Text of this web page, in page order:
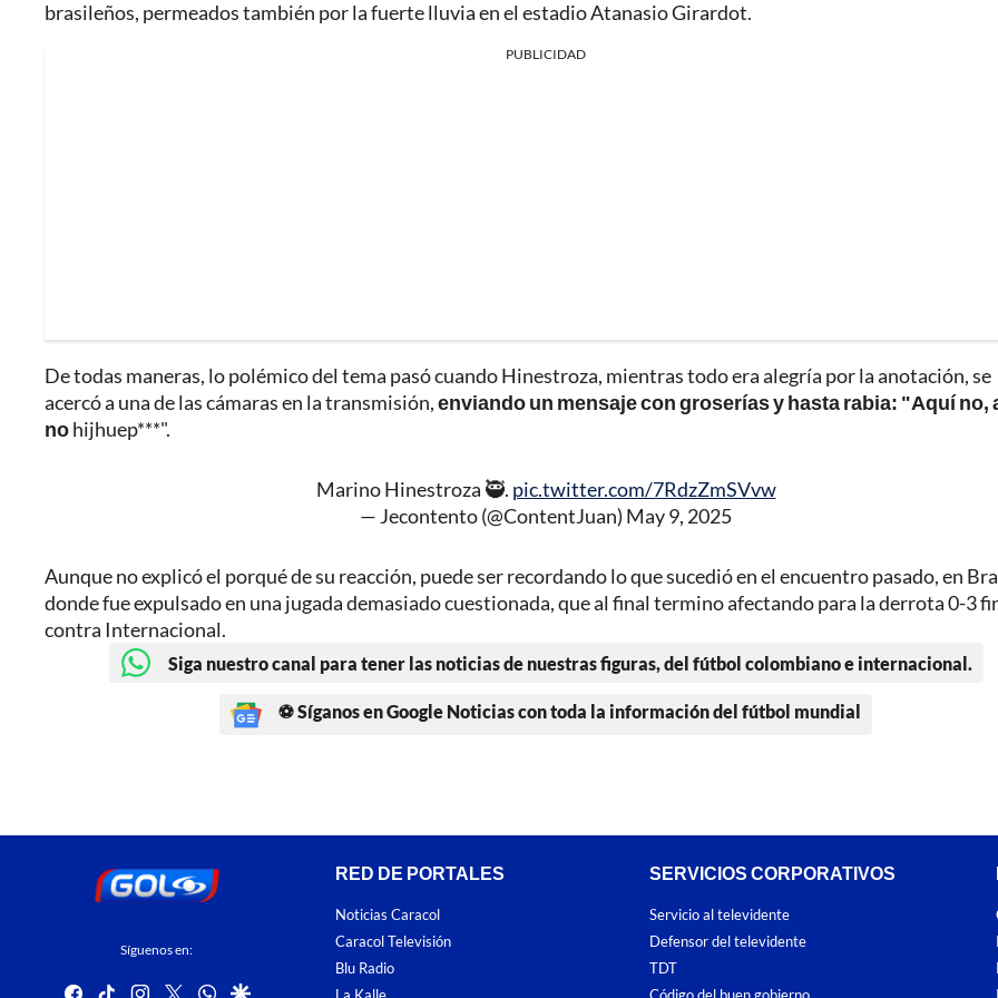
brasileños, permeados también por la fuerte lluvia en el estadio Atanasio Girardot.
PUBLICIDAD
De todas maneras, lo polémico del tema pasó cuando Hinestroza, mientras todo era alegría por la anotación, se
acercó a una de las cámaras en la transmisión,enviando un mensaje con groserías y hasta rabia: "Aquí no,
nohijhuep***".
Marino Hinestroza 🥷. pic.twitter.com/7RdzZmSVvw
— Jecontento (@ContentJuan) May 9, 2025
Aunque no explicó el porqué de su reacción, puede ser recordando lo que sucedió en el encuentro pasado, en
donde fue expulsado en una jugada demasiado cuestionada, que al final termino afectando para la derrota 0-3
contra Internacional.
Siga nuestro canal para tener las noticias de nuestras figuras, del fútbol colombiano e internacional.
⚽ Síganos en Google Noticias con toda la información del fútbol mundial
Síguenos en:
facebook
tiktokinstagram
twitterwhatsapp
google
RED DE PORTALES
Noticias Caracol
Caracol Televisión
Blu Radio
SERVICIOS CORPORATIVOS
Servicio al televidente
Defensor del televidente
TDT